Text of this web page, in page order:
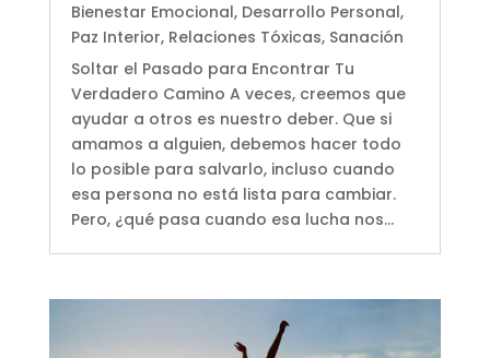
Bienestar Emocional, Desarrollo Personal,
Paz Interior, Relaciones Tóxicas, Sanación
Soltar el Pasado para Encontrar Tu
Verdadero Camino A veces, creemos que
ayudar a otros es nuestro deber. Que si
amamos a alguien, debemos hacer todo
lo posible para salvarlo, incluso cuando
esa persona no está lista para cambiar.
Pero, ¿qué pasa cuando esa lucha nos...